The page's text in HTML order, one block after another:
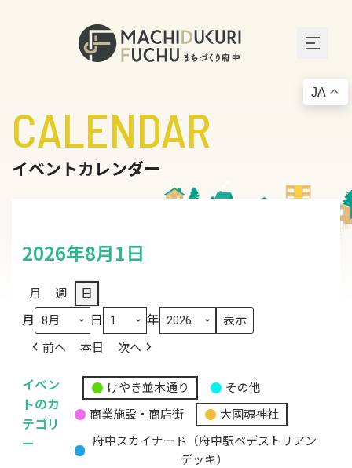
CALENDAR
イベントカレンダー
2026年8月1日
月 週 日
月 日 年
前へ 本日 次へ
イベン
トのカ
テゴリ
ー
無
題
カ
けやき並木通り
その他
商業施設・商店街
大國魂神社
府中スカイナード（府中駅ペデストリアン
デッキ）
JA